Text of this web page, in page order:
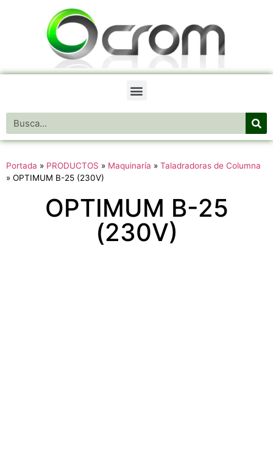
Portada » PRODUCTOS » Maquinaría » Taladradoras de Columna
» OPTIMUM B-25 (230V)
OPTIMUM B-25
(230V)